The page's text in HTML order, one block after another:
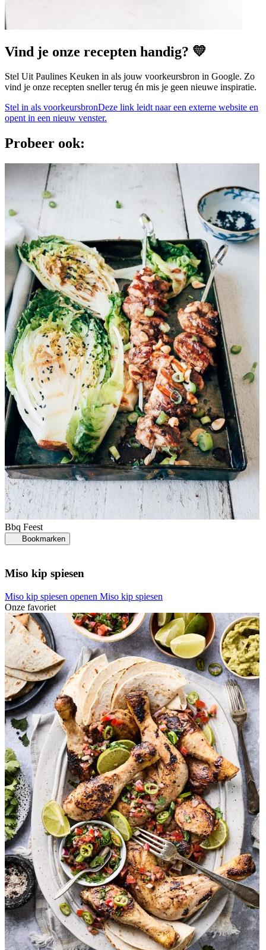
Vind je onze recepten handig? 💛
Stel Uit Paulines Keuken in als jouw voorkeursbron in Google. Zo
vind je onze recepten sneller terug én mis je geen nieuwe inspiratie.
Stel in als voorkeursbronDeze link leidt naar een externe website en
opent in een nieuw venster.
Probeer ook:
Bbq Feest
Bookmarken
Miso kip spiesen
Miso kip spiesen openen Miso kip spiesen
Onze favoriet